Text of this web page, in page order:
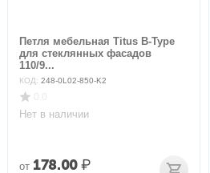
Петля мебельная Titus B-Type
для стеклянных фасадов
110/9...
КОД: 248-0L02-850-K2
Нет в наличии
от 178.00₽